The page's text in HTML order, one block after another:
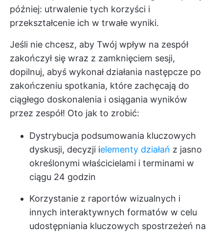
później: utrwalenie tych korzyści i
przekształcenie ich w trwałe wyniki.
Jeśli nie chcesz, aby Twój wpływ na zespół
zakończył się wraz z zamknięciem sesji,
dopilnuj, abyś wykonał działania następcze po
zakończeniu spotkania, które zachęcają do
ciągłego doskonalenia i osiągania wyników
przez zespół! Oto jak to zrobić:
Dystrybucja podsumowania kluczowych
dyskusji, decyzji ielementy działań z jasno
określonymi właścicielami i terminami w
ciągu 24 godzin
Korzystanie z raportów wizualnych i
innych interaktywnych formatów w celu
udostępniania kluczowych spostrzeżeń na